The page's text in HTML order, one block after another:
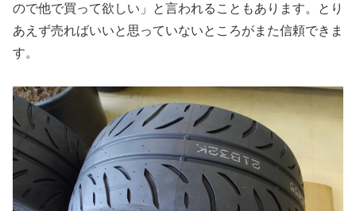
ので他で買って欲しい」と言われることもあります。とり
あえず売ればいいと思っていないところがまた信頼できま
す。